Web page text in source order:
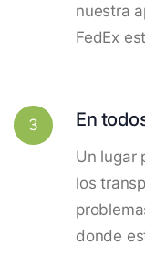
nuestra
FedEx
3 En
Un lugar
los
donde